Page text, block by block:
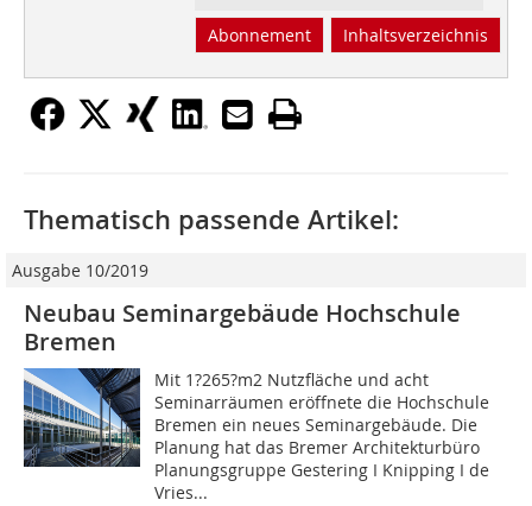
Abonnement Inhaltsverzeichnis
Thematisch passende Artikel:
Ausgabe 10/2019
Neubau Seminargebäude Hochschule
Bremen
Mit 1?265?m2 Nutzfläche und acht
Seminarräumen eröffnete die Hochschule
Bremen ein neues Seminargebäude. Die
Planung hat das Bremer Architekturbüro
Planungsgruppe Gestering I Knipping I de
Vries...